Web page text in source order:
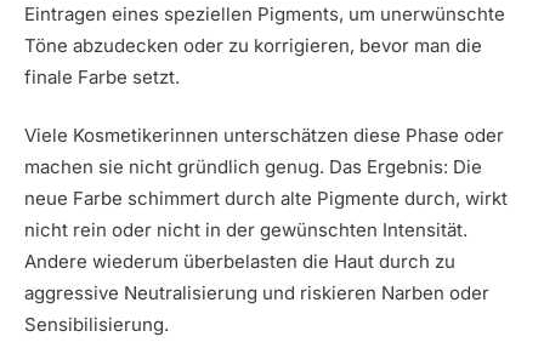
Eintragen eines speziellen Pigments, um unerwünschte
Töne abzudecken oder zu korrigieren, bevor man die
finale Farbe setzt.
Viele Kosmetikerinnen unterschätzen diese Phase oder
machen sie nicht gründlich genug. Das Ergebnis: Die
neue Farbe schimmert durch alte Pigmente durch, wirkt
nicht rein oder nicht in der gewünschten Intensität.
Andere wiederum überbelasten die Haut durch zu
aggressive Neutralisierung und riskieren Narben oder
Sensibilisierung.